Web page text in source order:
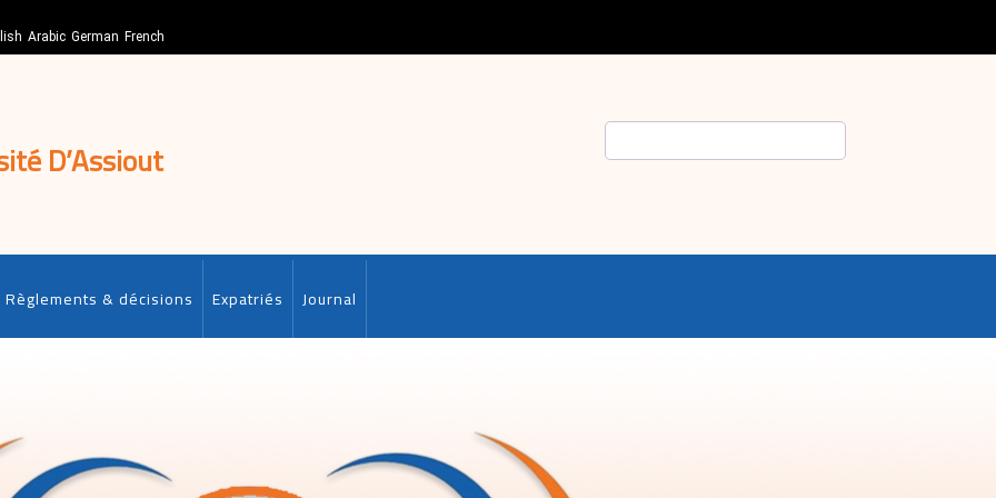
Arabic German French
D’Assiout
Règlements & décisions Expatriés Journal